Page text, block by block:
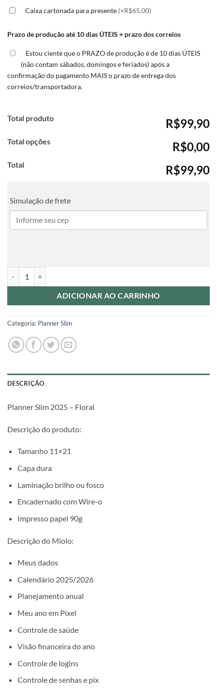
Caixa cartonada para presente (+R$65,00)
Prazo de produção até 10 dias ÚTEIS + prazo dos correios
Estou ciente que o PRAZO de produção é de 10 dias ÚTEIS
(não contam sábados, domingos e feriados) após a
confirmação do pagamento MAIS o prazo de entrega dos
correios/transportadora.
Total produto R$99,90
Total opções R$0,00
Total R$99,90
Simulação de frete
ADICIONAR AO CARRINHO
Categoria: Planner Slim
DESCRIÇÃO
Planner Slim 2025 – Floral
Descrição do produto:
Tamanho 11×21
Capa dura
Laminação brilho ou fosco
Encadernado com Wire-o
Impresso papel 90g
Descrição do Miolo:
Meus dados
Calendário 2025/2026
Planejamento anual
Meu ano em Pixel
Controle de saúde
Visão financeira do ano
Controle de logins
Controle de senhas e pix